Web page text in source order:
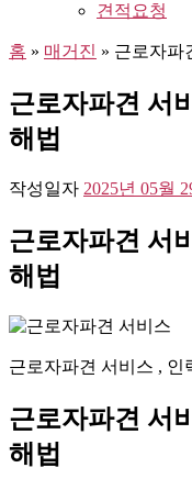
견적요청
홈 » 매거진 » 근로자파
근로자파견 서
해법
작성일자 2025년 05월
근로자파견 서
해법
근로자파견 서비스 , 인
근로자파견 서
해법